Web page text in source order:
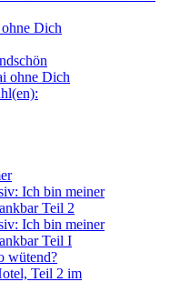
Dich
ohne Dich
Ich bin meiner
Teil 2
Ich bin meiner
Teil I
wütend?
Teil 2 im